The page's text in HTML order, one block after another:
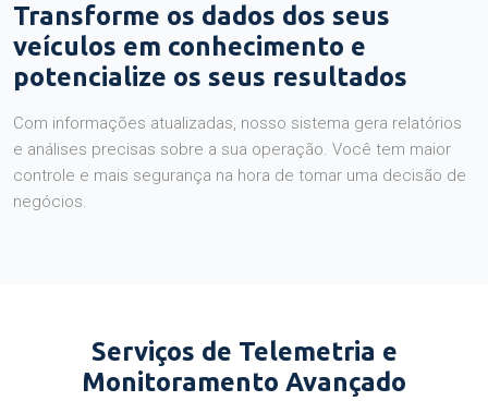
Transforme os dados dos seus
veículos em conhecimento e
potencialize os seus resultados
Com informações atualizadas, nosso sistema gera relatórios
e análises precisas sobre a sua operação. Você tem maior
controle e mais segurança na hora de tomar uma decisão de
negócios.
Serviços de Telemetria e
Monitoramento Avançado